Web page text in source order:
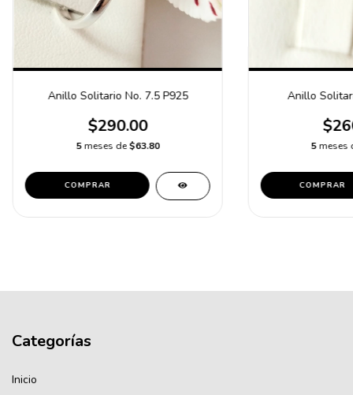
Anillo Solitario No. 7.5 P925
$290.00
5 meses de$63.80
COMPRAR
Anillo
5meses
COMPRAR
Categorías
Inicio